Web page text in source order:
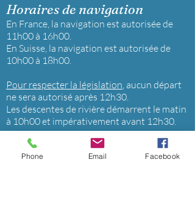
Horaires de navigation
En France, la navigation est autorisée de
11h00 à 16h00.
En Suisse, la navigation est autorisée de
10h00 à 18h00.
Pour respecter la législation, aucun départ
ne sera autorisé après 12h30.
Les descentes de rivière démarrent le matin
à 10h00 et impérativement avant 12h30.
Phone Email Facebook